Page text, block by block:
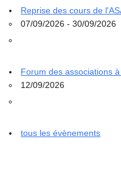
Reprise des cours de
07/09/2026 - 30/09/2026
Forum des associations
12/09/2026
tous les évènements